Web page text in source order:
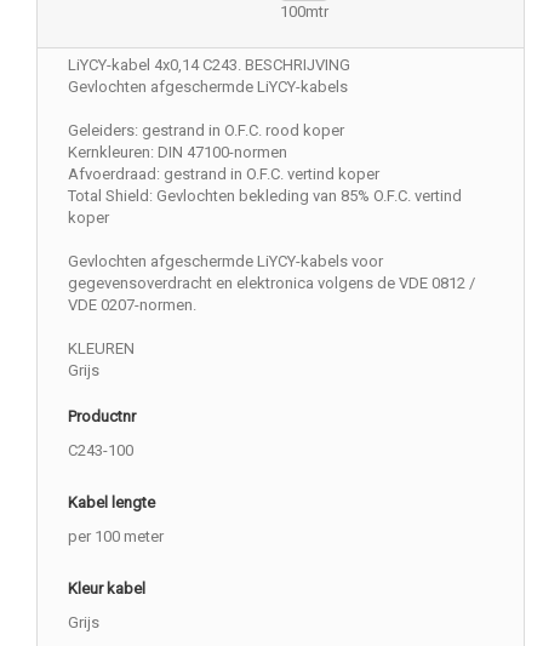
100mtr
LiYCY-kabel 4x0,14 C243. BESCHRIJVING
Gevlochten afgeschermde LiYCY-kabels
Geleiders: gestrand in O.F.C. rood koper
Kernkleuren: DIN 47100-normen
Afvoerdraad: gestrand in O.F.C. vertind koper
Total Shield: Gevlochten bekleding van 85% O.F.C. vertind
koper
Gevlochten afgeschermde LiYCY-kabels voor
gegevensoverdracht en elektronica volgens de VDE 0812 /
VDE 0207-normen.
KLEUREN
Grijs
Productnr
C243-100
Kabel lengte
per 100 meter
Kleur kabel
Grijs